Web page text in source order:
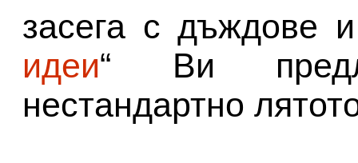
засега с дъждове
идеи“ Ви
нестандартно